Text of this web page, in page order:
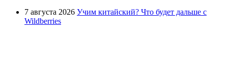
7 августа 2026 Учим китайский? Что будет дальше с
Wildberries